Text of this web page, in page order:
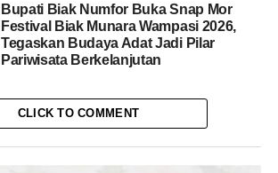
Bupati Biak Numfor Buka Snap Mor
Festival Biak Munara Wampasi 2026,
Tegaskan Budaya Adat Jadi Pilar
Pariwisata Berkelanjutan
CLICK TO COMMENT